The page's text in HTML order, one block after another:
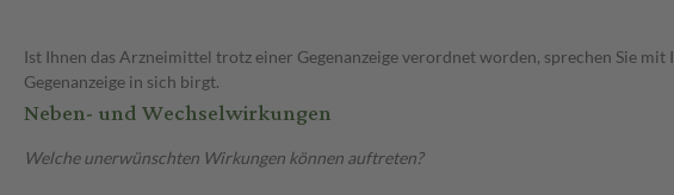
Ist Ihnen das Arzneimittel trotz einer Gegenanzeige verordnet worden, sprechen Sie
Gegenanzeige in sich birgt.
Neben- und Wechselwirkungen
Welche unerwünschten Wirkungen können auftreten?